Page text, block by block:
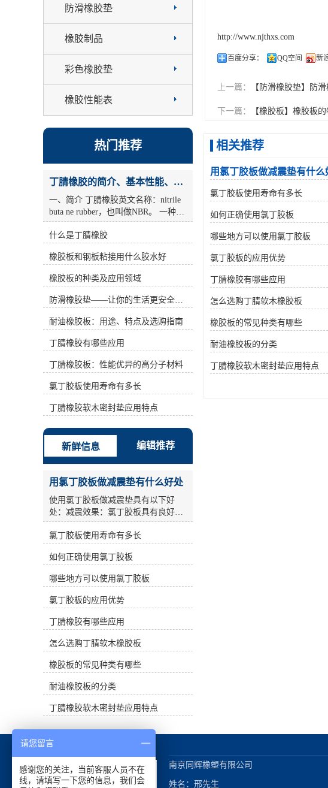
http://www.njthxs.com
百度分享： QQ空间 新
上一篇： 【防滑橡胶垫】防
下一篇： 【橡胶板】橡胶板
相关推荐
用氯丁胶板做减震垫有什么
氯丁胶板使用寿命有多长
如何正确使用氯丁胶板
哪些地方可以使用氯丁胶板
氯丁胶板的应用优势
丁腈橡胶有哪些应用
怎么选购丁腈软木橡胶板
橡胶板的常见种类有哪些
耐油橡胶板的分类
丁腈橡胶软木密封垫应用特点
防滑橡胶垫
橡胶制品
彩色橡胶垫
橡胶性能表
热门推荐
丁腈橡胶的简介、基本性能、主要用途
一、简介 丁腈橡胶英文名称：nitrile
buta ne rubber，也叫做NBR。 一种由
丁二烯和丙烯腈共聚而成的合成橡
胶。耐油(尤其是 丁腈橡胶烷烃油)，
(%)为42~46、36~41、31~35、
25~30、18~24等。丙烯腈含量越高，
耐油性越好，但耐寒性相应降低。它
可以在120℃或在空气中 150℃中长期
使用的油。此外，它还具有良好的耐
水性、气密性和粘结性能。广泛应用
于制造各种耐油橡胶产品、各种耐油
垫圈、垫圈、套管、软包装、软管、
为汽车、航空、石油、复印等行业不
可缺少的弹性材料。 二、基本性能
丁腈橡胶又称丁二烯一丙烯腈橡胶，
简称丁二烯一丙烯腈橡胶NBR，平均
分子量约70万。灰色至浅黄色块或粉
状固体，相对密度为0.95～1.0。丁腈
橡胶玻璃化温度为26%Tg=一52℃，
脆化温度Tb=一47℃，丙烯腈含量为
40%的丁腈橡胶玻璃化温度Tg=一
22℃。溶解度参数δ=8.9～9.9.溶于醋
酸乙酯、醋酸丁酯、氯苯、甲乙酮
等。丁腈橡胶具有优异的耐油性，仅
次于聚硫橡胶和氟橡胶，具有耐磨性
和气密性。 丁腈橡胶的缺点是不耐臭
氧和芳香族、卤代烃、酮和酯溶剂，
胶和氯丁橡胶，可达120℃长期工
橡胶的性能受丙烯腈含量的影响。随
着丙烯腈含量的增加，拉伸强度、耐
热性、耐油性、气密性和硬度增加，
但弹性和耐寒性降低。丁腈橡胶耐臭
氧和电绝缘性差。耐水性好。 三、主
要用途 丁腈橡胶主要用于制造耐油产
型油囊等，常用于制造O形圈、油
管、密封件、发泡等各种耐油成型产
品。
什么是丁腈橡胶
橡胶板和钢板粘接用什么胶水好
橡胶板的种类及应用领域
防滑橡胶垫——让你的生活更安全舒适
耐油橡胶板：用途、特点及选购指南
丁腈橡胶有哪些应用
丁腈橡胶板：性能优异的高分子材料
氯丁胶板使用寿命有多长
丁腈橡胶软木密封垫应用特点
新鲜信息 编辑推荐
用氯丁胶板做减震垫有什么好处
使用氯丁胶板做减震垫具有以下好
处：减震效果：氯丁胶板具有良好的
弹性和柔软性，能够有效吸收冲击和
振动，减轻物体受到的冲击力和震
于需要减少振动和噪音的场所和设备
非常重要。吸震能力：氯丁胶板具有
出色的吸震能力，可以吸收地面、机
械设备或其他物体的震动，防止震动
传递到周围环境或其他物体，从而保
护地面、设备或结构的完整性和稳定
性。防滑性能：氯丁胶板通常具有良
好的抗滑性能，可以增加地面或物体
提供更安全的工作和生活环境。耐久
性：氯丁胶板通常具有优异的耐久性
和耐候性，能够长时间保持其减震和
吸震性能，不易老化和变形，从而延
长使用寿命。多功能性：氯丁胶板可
以根据需要进行定制和加工，适用于
各种不同的场所和应用，如运动场
种形式的减震和吸震解决方案。 总的
来说，使用氯丁胶板做减震垫可以有
氯丁胶板使用寿命有多长
如何正确使用氯丁胶板
哪些地方可以使用氯丁胶板
氯丁胶板的应用优势
丁腈橡胶有哪些应用
怎么选购丁腈软木橡胶板
橡胶板的常见种类有哪些
耐油橡胶板的分类
丁腈橡胶软木密封垫应用特点
南京同辉橡塑有限公司
姓名：邢先生
请您留言
感谢您的关注，当前客服人员不在
线，请填写一下您的信息，我们会